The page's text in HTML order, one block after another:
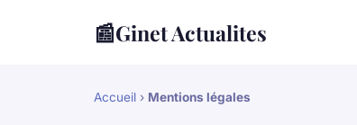
📰Ginet Actualites
Accueil › Mentions légales